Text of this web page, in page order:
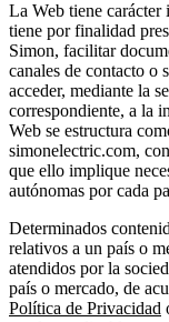
La Web tiene
tiene por finalidad
Simon, facilitar
canales de contacto
acceder, mediante la
correspondiente, a la
Web se estructura
simonelectric.com,
que ello implique
autónomas por cada
Determinados
relativos a un país o
atendidos por la
país o mercado, de
Política de Privacidad